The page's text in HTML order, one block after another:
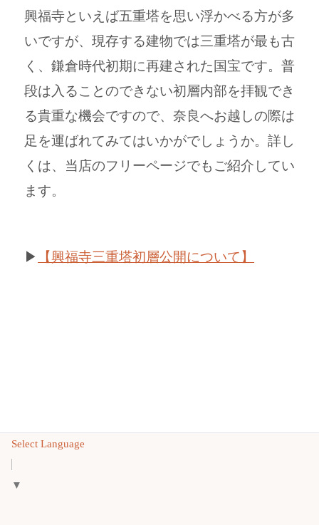
興福寺といえば五重塔を思い浮かべる方が多
いですが、現存する建物では三重塔が最も古
く、鎌倉時代初期に再建された国宝です。 普
段は入ることのできない初層内部を拝観でき
る貴重な機会ですので、奈良へお越しの際は
足を運ばれてみてはいかがでしょうか。 詳し
くは、当店のフリーページでもご紹介してい
ます。
▶ 【興福寺三重塔初層公開について】
Select Language
▼